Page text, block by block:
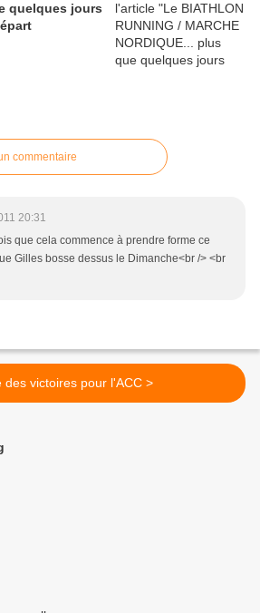
quelques jours
commentaire
20:31
que cela commence à prendre forme ce
Gilles bosse dessus le Dimanche<br /> <br
Encore des victoires pour l'ACC >